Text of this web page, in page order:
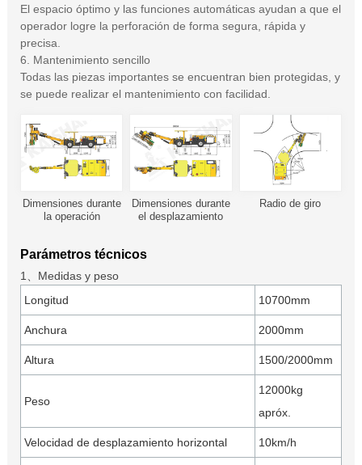
El espacio óptimo y las funciones automáticas ayudan a que el
operador logre la perforación de forma segura, rápida y
precisa.
6. Mantenimiento sencillo
Todas las piezas importantes se encuentran bien protegidas, y
se puede realizar el mantenimiento con facilidad.
Dimensiones durante
la operación
Dimensiones durante
el desplazamiento
Radio de giro
Parámetros técnicos
1、Medidas y peso
Longitud
10700mm
Anchura 2000mm
Altura 1500/2000mm
Peso
12000kg
apróx.
Velocidad de desplazamiento horizontal 10km/h